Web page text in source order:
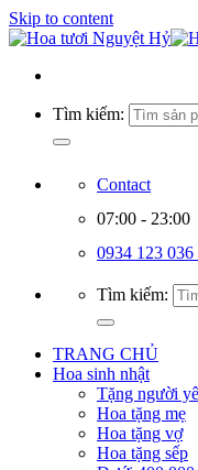
Skip to content
Tìm kiếm:
Contact
07:00 - 23:00
0934 123
Tìm kiếm:
TRANG CHỦ
Hoa sinh nhật
Tặng người
Hoa tặng mẹ
Hoa tặng vợ
Hoa tặng sếp